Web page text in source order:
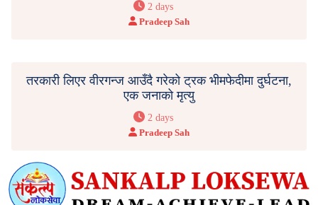
2 days
Pradeep Sah
तरकारी लिएर वीरगन्ज आउँदै गरेको ट्रक भीमफेदीमा दुर्घटना,
एक जनाको मृत्यु
2 days
Pradeep Sah